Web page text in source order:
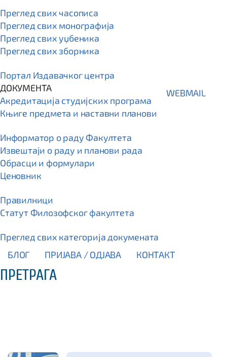
Преглед свих часописа
Преглед свих монографија
Преглед свих уџбеника
Преглед свих зборника
Портал Издавачког центра
ДОКУМЕНТА
Акредитација студијских програма
Књиге предмета и наставни планови
Информатор о раду Факултета
Извештаји о раду и планови рада
Обрасци и формулари
Ценовник
Правилници
Статут Филозофског факултета
Преглед свих категорија докумената
WEBMAIL
БЛОГ ПРИЈАВА / OДЈАВА КОНТАКТ
ПРЕТРАГА